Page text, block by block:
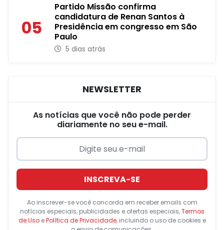
05
Partido Missão confirma
candidatura de Renan Santos à
Presidência em congresso em São
Paulo
5 dias atrás
NEWSLETTER
As notícias que você não pode perder
diariamente no seu e-mail.
INSCREVA-SE
Ao inscrever-se você concorda em receber emails com
notícias especiais, publicidades e ofertas especiais,Termos
de UsoePolítica de Privacidade, incluindo o uso de cookies e